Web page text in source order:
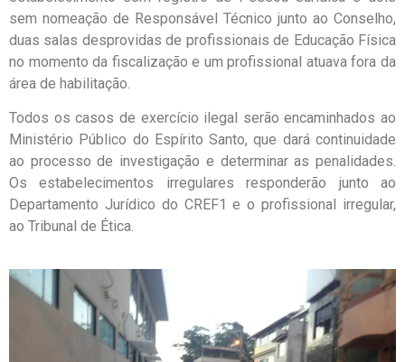
sem nomeação de Responsável Técnico junto ao Conselho,
duas salas desprovidas de profissionais de Educação Física
no momento da fiscalização e um profissional atuava fora da
área de habilitação.
Todos os casos de exercício ilegal serão encaminhados ao
Ministério Público do Espírito Santo, que dará continuidade
ao processo de investigação e determinar as penalidades.
Os estabelecimentos irregulares responderão junto ao
Departamento Jurídico do CREF1 e o profissional irregular,
ao Tribunal de Ética.